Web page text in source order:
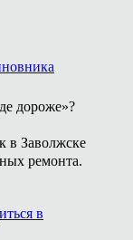
дороже»?
в Заволжске
ремонта.
в